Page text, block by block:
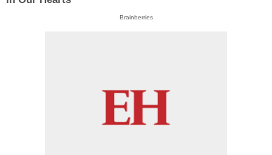
Brainberries